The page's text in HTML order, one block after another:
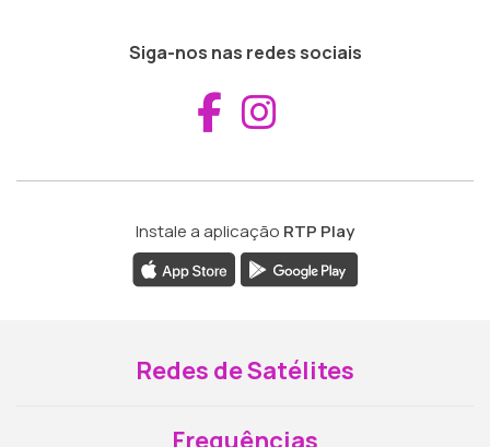
Siga-nos nas redes sociais
Aceder ao
Instale a aplicação RTP Play
Redes de Satélites